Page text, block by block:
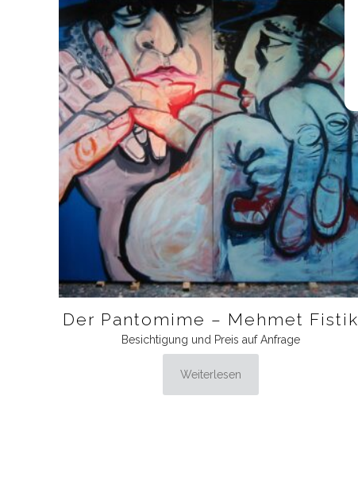
Der Pantomime – Mehmet Fistik
Besichtigung und Preis auf Anfrage
Weiterlesen